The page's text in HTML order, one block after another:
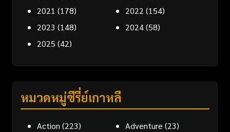
2021 (178) 2022 (154)
2023 (148) 2024(58)
2025 (42)
หมวดหมู่ซีรี่ย์เกาหลี
Action (223) Adventure (23)